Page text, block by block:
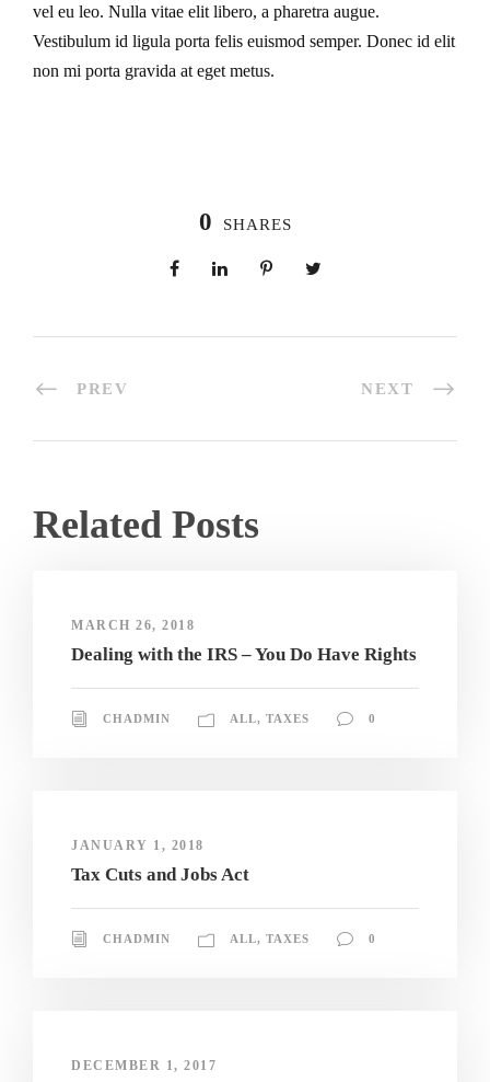
vel eu leo. Nulla vitae elit libero, a pharetra augue.
Vestibulum id ligula porta felis euismod semper. Donec id elit
non mi porta gravida at eget metus.
0 SHARES
PREV NEXT
Related Posts
MARCH 26, 2018
Dealing with the IRS – You Do Have Rights
CHADMIN ALL, TAXES 0
JANUARY 1, 2018
Tax Cuts and Jobs Act
CHADMIN ALL, TAXES 0
DECEMBER 1, 2017